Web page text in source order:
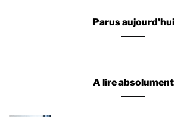
Parus aujourd'hui
A lire absolument